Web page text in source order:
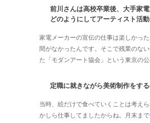
前川さんは高校卒業後、大手家
どのようにしてアーティスト活
家電メーカーの宣伝の仕事は楽しかっ
間がなかったんです。そこで残業のな
た「モダンアート協会」という東京の
定職に就きながら美術制作をす
当時、絵だけで食べていくことは考え
かしら仕事してましたからね。月末ま